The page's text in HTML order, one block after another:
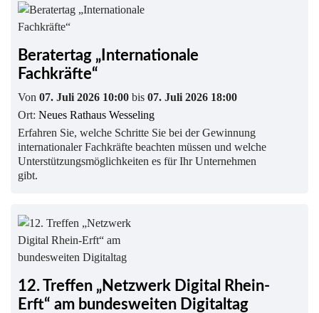
Beratertag „Internationale
Fachkräfte“
Von 07. Juli 2026 10:00 bis 07. Juli 2026 18:00
Ort: Neues Rathaus Wesseling
Erfahren Sie, welche Schritte Sie bei der Gewinnung
internationaler Fachkräfte beachten müssen und welche
Unterstützungsmöglichkeiten es für Ihr Unternehmen
gibt.
12. Treffen „Netzwerk Digital Rhein-
Erft“ am bundesweiten Digitaltag